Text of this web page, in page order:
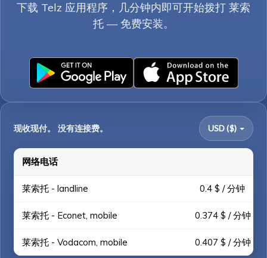
下载 Telz 应用程序，几分钟内即可开始拨打 莱索
托 — 免费安装。
现收现付。 没有连接费。 USD ($)
网络电话
莱索托 - landline 0.4 $ / 分钟
莱索托 - Econet, mobile 0.374 $ / 分钟
莱索托 - Vodacom, mobile 0.407 $ / 分钟